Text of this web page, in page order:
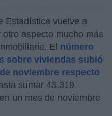
Estadística vuelve a
aspecto mucho más
El número
sobre viviendas subió
noviembre respecto
sumar 43.319
un mes de noviembre